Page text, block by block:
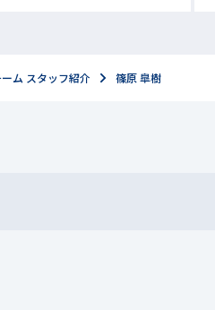
ム スタッフ紹介 篠原 皐樹